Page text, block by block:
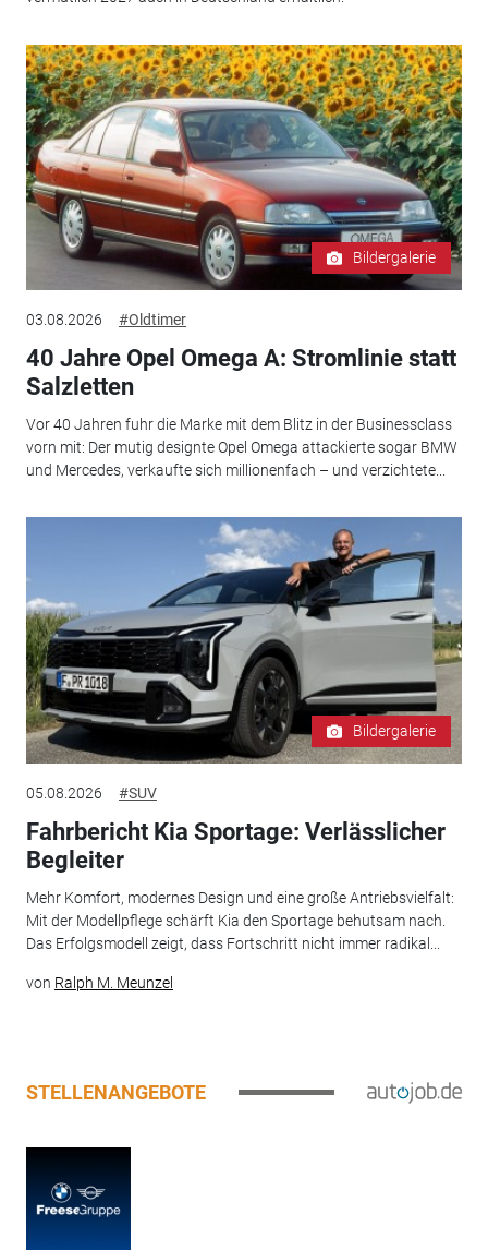
Bildergalerie
03.08.2026 #Oldtimer
40 Jahre Opel Omega A: Stromlinie statt
Salzletten
Vor 40 Jahren fuhr die Marke mit dem Blitz in der Businessclass
vorn mit: Der mutig designte Opel Omega attackierte sogar BMW
und Mercedes, verkaufte sich millionenfach – und verzichtete...
Bildergalerie
05.08.2026 #SUV
Fahrbericht Kia Sportage: Verlässlicher
Begleiter
Mehr Komfort, modernes Design und eine große Antriebsvielfalt:
Mit der Modellpflege schärft Kia den Sportage behutsam nach.
Das Erfolgsmodell zeigt, dass Fortschritt nicht immer radikal...
von Ralph M. Meunzel
STELLENANGEBOTE